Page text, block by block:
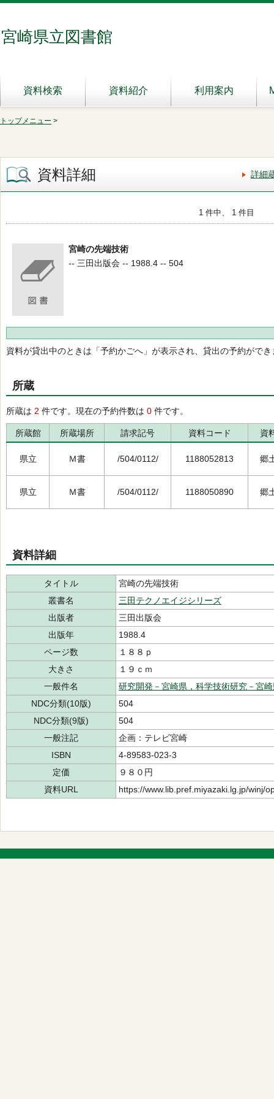
宮崎県立図書館
資料検索 資料紹介 利用案内
トップメニュー >
資料詳細 詳細
1 件中、 1 件目
宮崎の先端技術
-- 三田出版会 -- 1988.4 -- 504
資料が貸出中のときは「予約かごへ」が表示され、貸出の予約ができ
所蔵
所蔵は 2 件です。現在の予約件数は 0 件です。
所蔵館 所蔵場所 請求記号 資料コード 資
県立 Ｍ書 /504/0112/ 1188052813 郷
県立 Ｍ書 /504/0112/ 1188050890 郷
資料詳細
タイトル
宮崎の先端技術
叢書名
三田テクノエイジシリーズ
出版者
三田出版会
出版年
1988.4
ページ数
１８８ｐ
大きさ
１９ｃｍ
一般件名
研究開発－宮崎県，科学技術研究－宮
NDC分類(10版)
504
NDC分類(9版)
504
一般注記
企画：テレビ宮崎
ISBN
4-89583-023-3
定価
９８０円
資料URL
https://www.lib.pref.miyazaki.lg.jp/winj/